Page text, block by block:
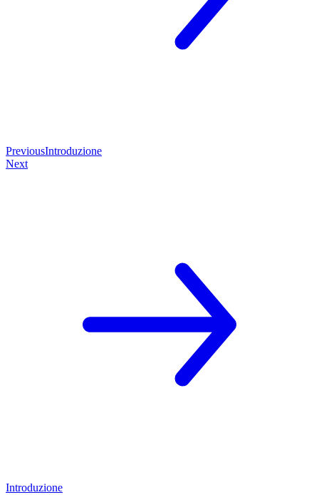
PreviousIntroduzione
Next
Introduzione